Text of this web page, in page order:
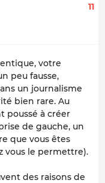
11
votre
peu fausse,
un journalisme
bien rare. Au
poussé à créer
de gauche, un
que vous êtes
vous le permettre).
des raisons de